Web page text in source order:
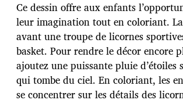
e
p
u
b
l
i
c
a
Ce dessin offre aux enfants
leur imagination tout en coloriant.
avant une troupe de licornes
basket. Pour rendre le décor encore
ajoutez une puissante pluie d’étoiles
qui tombe du ciel. En coloriant, les
se concentrer sur les détails des